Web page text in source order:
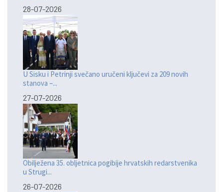
28-07-2026
U Sisku i Petrinji svečano uručeni ključevi za 209 novih
stanova –...
27-07-2026
Obilježena 35. obljetnica pogibije hrvatskih redarstvenika
u Strugi...
26-07-2026